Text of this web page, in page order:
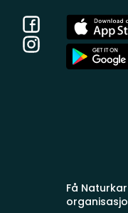
Facebook
Instagram
App
Store
App
Store
Få